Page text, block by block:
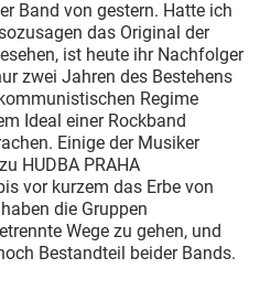
Band von gestern. Hatte ich
das Original der
ist heute ihr Nachfolger
zwei Jahren des Bestehens
Regime
Ideal einer Rockband
Einige der Musiker
HUDBA PRAHA
vor kurzem das Erbe von
die Gruppen
Wege zu gehen, und
Bestandteil beider Bands.